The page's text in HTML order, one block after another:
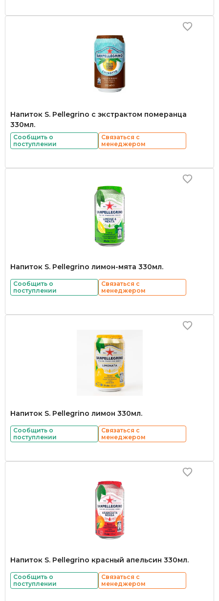
Напиток S. Pellegrino с экстрактом померанца
330мл.
Сообщить о
поступлении
Связаться с
менеджером
Напиток S. Pellegrino лимон-мята 330мл.
Сообщить о
поступлении
Связаться с
менеджером
Напиток S. Pellegrino лимон 330мл.
Сообщить о
поступлении
Связаться с
менеджером
Напиток S. Pellegrino красный апельсин 330мл.
Сообщить о
поступлении
Связаться с
менеджером